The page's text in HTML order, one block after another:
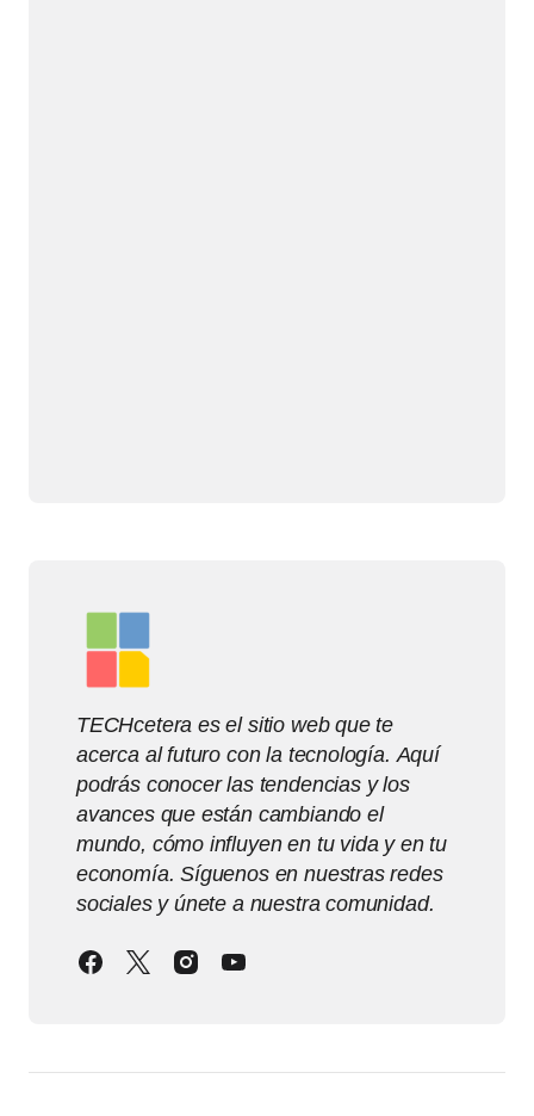
TECHcetera es el sitio web que te
acerca al futuro con la tecnología. Aquí
podrás conocer las tendencias y los
avances que están cambiando el
mundo, cómo influyen en tu vida y en tu
economía. Síguenos en nuestras redes
sociales y únete a nuestra comunidad.